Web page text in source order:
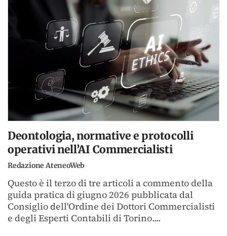
Deontologia, normative e protocolli
operativi nell’AI Commercialisti
Redazione AteneoWeb
Questo è il terzo di tre articoli a commento della
guida pratica di giugno 2026 pubblicata dal
Consiglio dell'Ordine dei Dottori Commercialisti
e degli Esperti Contabili di Torino....